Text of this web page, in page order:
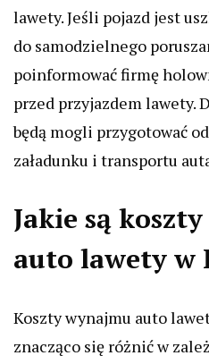
lawety. Jeśli pojazd jest
do samodzielnego
poinformować firmę
przed przyjazdem lawety.
będą mogli przygotować
załadunku i transportu
Jakie są
auto lawety w
Koszty wynajmu auto
znacząco się różnić w